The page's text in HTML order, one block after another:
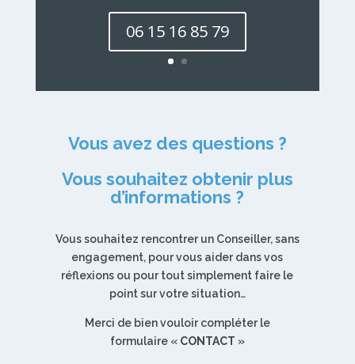
06 15 16 85 79
Vous avez des questions ?
Vous souhaitez obtenir plus
d’informations ?
Vous souhaitez rencontrer un Conseiller, sans
engagement, pour vous aider dans vos
réflexions ou pour tout simplement faire le
point sur votre situation…
Merci de bien vouloir compléter le
formulaire « CONTACT »